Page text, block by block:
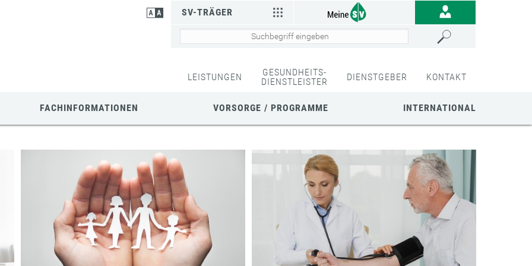
SV-TRÄGER
LEISTUNGEN
GESUNDHEITS-
DIENSTLEISTER
DIENSTGEBER KONTAKT
FACHINFORMATIONEN VORSORGE / PROGRAMME INTERNATIONAL